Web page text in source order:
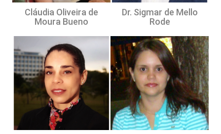
Cláudia Oliveira de
Moura Bueno
Dr. Sigmar de Mello
Rode